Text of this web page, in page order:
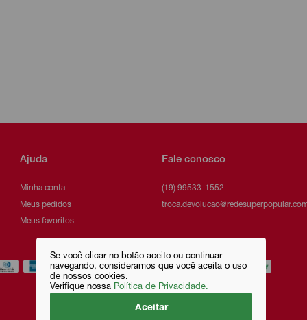
Se você clicar no botão aceito ou continuar
navegando, consideramos que você aceita o uso
de nossos cookies.
Verifique nossa Política de Privacidade.
Aceitar
Ajuda
Minha conta
Meus pedidos
Meus favoritos
Fale conosco
(19) 99533-1552